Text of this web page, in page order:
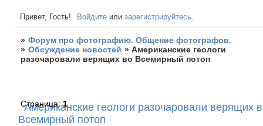
Привет, Гость! Войдите илизарегистрируйтесь
» Форум про фотографию. Общение фотографов.
» Обсуждение новостей »Американские геологи
разочаровали верящих во Всемирный потоп
Американские геологи разочаровали верящих
Всемирный потоп
Страница:1